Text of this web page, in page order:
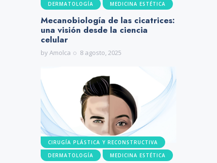
DERMATOLOGÍA MEDICINA ESTÉTICA
Mecanobiología de las cicatrices:
una visión desde la ciencia
celular
byAmolca 8 agosto, 2025
CIRUGÍA PLÁSTICA Y RECONSTRUCTIVA
DERMATOLOGÍA
MEDICINA ESTÉTICA